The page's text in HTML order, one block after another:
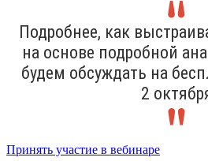
Подробнее, как
на основе подробной
будем обсуждать на
2
Принять участие в вебинаре